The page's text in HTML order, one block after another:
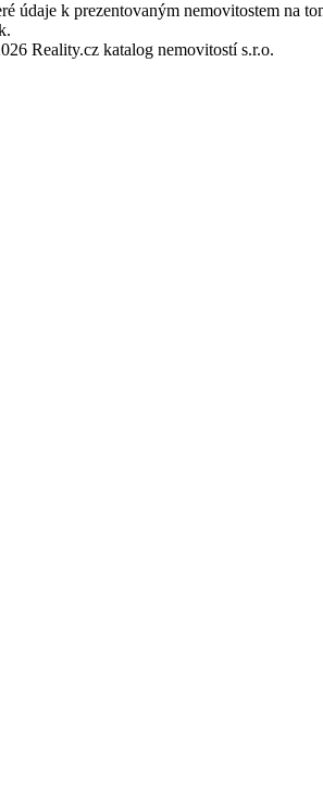
údaje k prezentovaným nemovitostem na
Reality.cz katalog nemovitostí s.r.o.